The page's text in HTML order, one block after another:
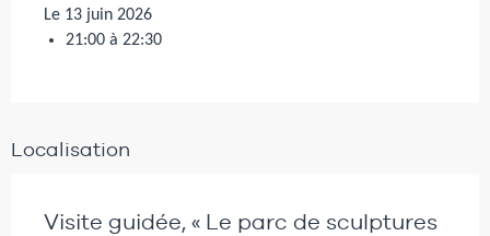
Le 13 juin 2026
21:00 à 22:30
Localisation
Visite guidée, « Le parc de sculptures